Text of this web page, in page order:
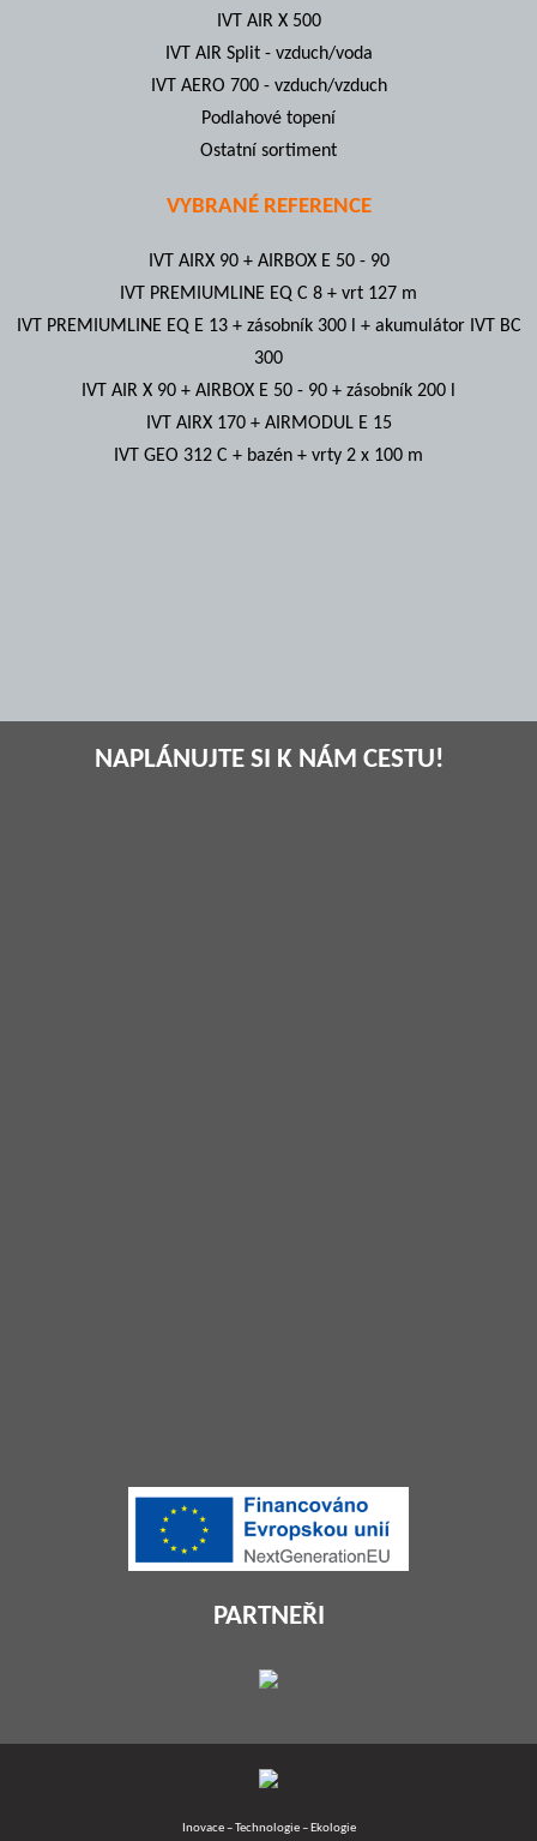
IVT AIR X 500
IVT AIR Split - vzduch/voda
IVT AERO 700 - vzduch/vzduch
Podlahové topení
Ostatní sortiment
VYBRANÉ REFERENCE
IVT AIRX 90 + AIRBOX E 50 - 90
IVT PREMIUMLINE EQ C 8 + vrt 127 m
IVT PREMIUMLINE EQ E 13 + zásobník 300 l + akumulátor IVT BC
300
IVT AIR X 90 + AIRBOX E 50 - 90 + zásobník 200 l
IVT AIRX 170 + AIRMODUL E 15
IVT GEO 312 C + bazén + vrty 2 x 100 m
NAPLÁNUJTE SI K NÁM CESTU!
PARTNEŘI
Inovace – Technologie – Ekologie